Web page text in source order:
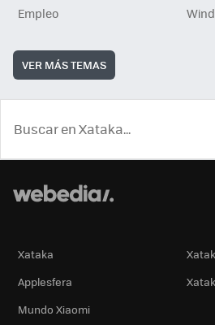
Empleo
VER MÁS TEMAS
Xataka
Applesfera
Mundo Xiaomi